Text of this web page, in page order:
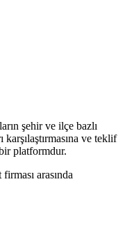
şehir ve ilçe bazlı
ve teklif
platformdur.
arasında